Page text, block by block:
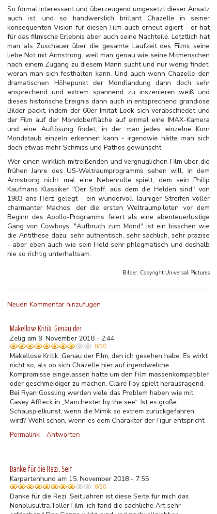
So formal interessant und überzeugend umgesetzt dieser Ansatz
auch ist, und so handwerklich brillant Chazelle in seiner
konsequenten Vision für diesen Film auch erneut agiert - er hat
für das filmische Erlebnis aber auch seine Nachteile. Letztlich hat
man als Zuschauer über die gesamte Laufzeit des Films seine
liebe Not mit Armstrong, weil man genau wie seine Mitmenschen
nach einem Zugang zu diesem Mann sucht und nur wenig findet,
woran man sich festhalten kann. Und auch wenn Chazelle den
dramatischen Höhepunkt der Mondlandung dann doch sehr
ansprechend und extrem spannend zu inszenieren weiß und
dieses historische Ereignis dann auch in entsprechend grandiose
Bilder packt, indem der 60er-Imitat-Look sich verabschiedet und
der Film auf der Mondoberfläche auf einmal eine IMAX-Kamera
und eine Auflösung findet, in der man jedes einzelne Korn
Mondstaub einzeln erkennen kann - irgendwie hätte man sich
doch etwas mehr Schmiss und Pathos gewünscht.
Wer einen wirklich mitreißenden und vergnüglichen Film über die
frühen Jahre des US-Weltraumprogramms sehen will, in dem
Armstrong nicht mal eine Nebenrolle spielt, dem sein Philip
Kaufmans Klassiker "Der Stoff, aus dem die Helden sind" von
1983 ans Herz gelegt - ein wundervoll launiger Streifen voller
charmanter Machos, der die ersten Weltraumpiloten vor dem
Beginn des Apollo-Programms feiert als eine abenteuerlustige
Gang von Cowboys. "Aufbruch zum Mond" ist ein bisschen wie
die Antithese dazu: sehr authentisch, sehr sachlich, sehr präzise
- aber eben auch wie sein Held sehr phlegmatisch und deshalb
nie so richtig unterhaltsam.
Bilder: Copyright Universal Pictures
Neuen Kommentar hinzufügen
Makellose Kritik. Genau der
Zelig am 9. November 2018 - 2:44
8/10
Makellose Kritik. Genau der Film, den ich gesehen habe. Es wirkt
nicht so, als ob sich Chazelle hier auf irgendwelche
Kompromisse eingelassen hätte um den Film massenkompatibler
oder geschmeidiger zu machen. Claire Foy spielt herausragend.
Bei Ryan Gossling werden viele das Problem haben wie mit
Casey Affleck in „Manchester by the see“. Ist es große
Schauspielkunst, wenn die Mimik so extrem zurückgefahren
wird? Wohl schon, wenn es dem Charakter der Figur entspricht.
Permalink
Antworten
Danke für die Rezi. Seit
Karpartenhund am 15. November 2018 - 7:55
8/10
Danke für die Rezi. Seit Jahren ist diese Seite für mich das
Nonplusultra.Toller Film, ich fand die sachliche Art sehr